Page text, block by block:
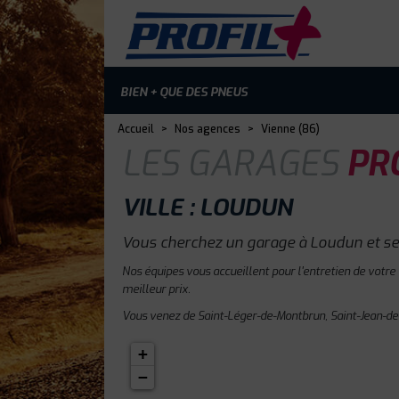
BIEN + QUE DES PNEUS
Accueil > Nos agences > Vienne (86)
LES GARAGES
VILLE : LOUDUN
Vous cherchez un garage à Loudun et
Nos équipes vous accueillent pour l'entretien de
meilleur prix.
Vous venez de Saint-Léger-de-Montbrun, Saint-Jean-
+
−